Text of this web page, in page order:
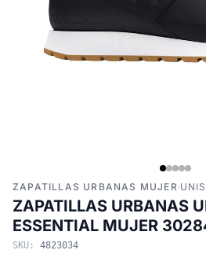
ZAPATILLAS URBANAS MUJER·
ZAPATILLAS URBANAS
ESSENTIAL MUJER
SKU: 4823034